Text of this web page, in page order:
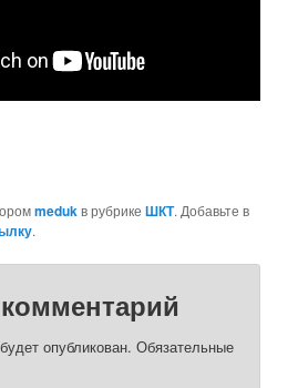
medukв рубрикеШКТ. Добавьте в
.
опубликован. Обязательные